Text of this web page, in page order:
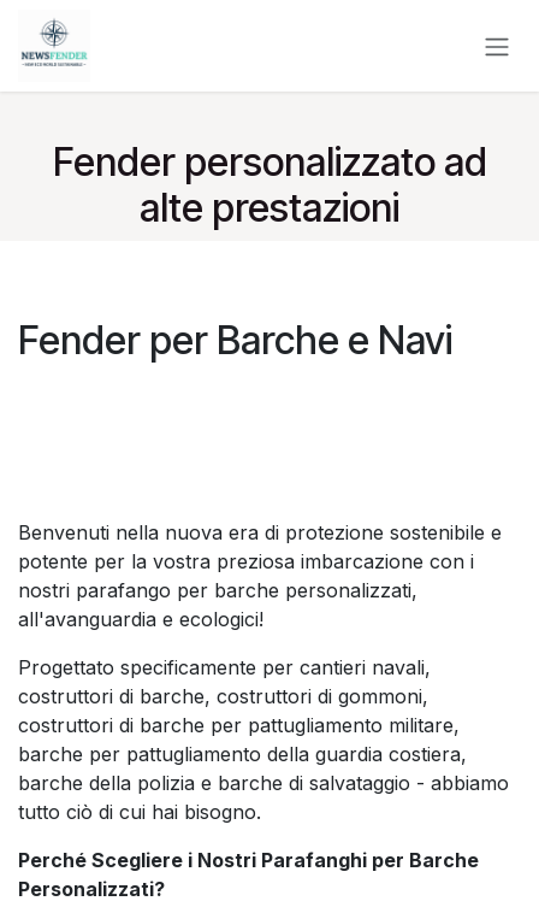
Passa al contenuto
Fender personalizzato ad
alte prestazioni
Fender per Barche e Navi
Benvenuti nella nuova era di protezione sostenibile e
potente per la vostra preziosa imbarcazione con i
nostri parafango per barche personalizzati,
all'avanguardia e ecologici!
Progettato specificamente per cantieri navali,
costruttori di barche, costruttori di gommoni,
costruttori di barche per pattugliamento militare,
barche per pattugliamento della guardia costiera,
barche della polizia e barche di salvataggio - abbiamo
tutto ciò di cui hai bisogno.
Perché Scegliere i Nostri Parafanghi per Barche
Personalizzati?